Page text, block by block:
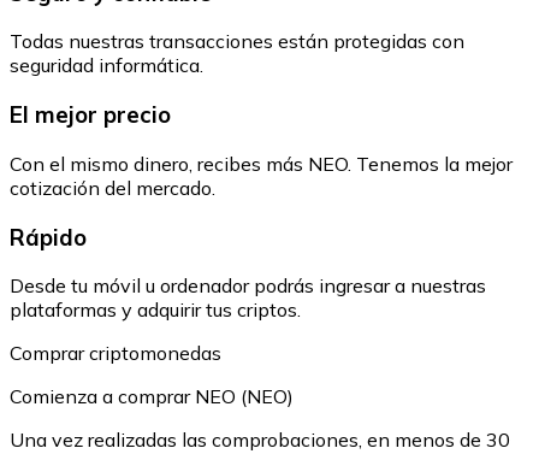
Todas nuestras transacciones están protegidas con
seguridad informática.
El mejor precio
Con el mismo dinero, recibes más NEO. Tenemos la mejor
cotización del mercado.
Rápido
Desde tu móvil u ordenador podrás ingresar a nuestras
plataformas y adquirir tus criptos.
Comprar criptomonedas
Comienza a comprar NEO (NEO)
Una vez realizadas las comprobaciones, en menos de 30